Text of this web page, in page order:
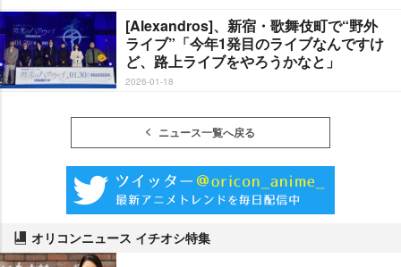
[Alexandros]、新宿・歌舞伎町で“野外
ライブ”「今年1発目のライブなんですけ
ど、路上ライブをやろうかなと」
2026-01-18
ニュース一覧へ戻る
オリコンニュース イチオシ特集